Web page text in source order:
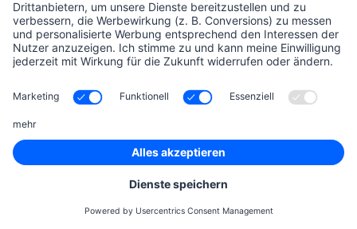
Social Media Marketing &
Konkurrenzbeobachtung
im Auge zu behalten, sei es in Bezug auf ihre Social Media-
Strategien, die Produkte, die Kampagnen oder die Menge